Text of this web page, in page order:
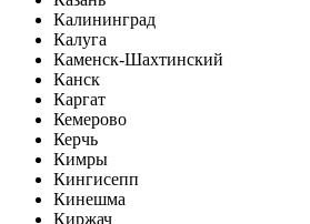
Калининград
Калуга
Каменск-Шахтинский
Канск
Каргат
Кемерово
Керчь
Кимры
Кингисепп
Кинешма
Киржач